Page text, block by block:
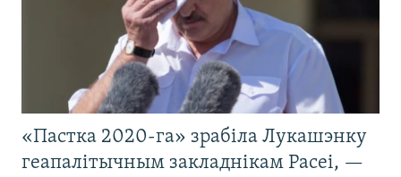
«Пастка 2020-га» зрабіла Лукашэнку
геапалітычным закладнікам Расеі, —